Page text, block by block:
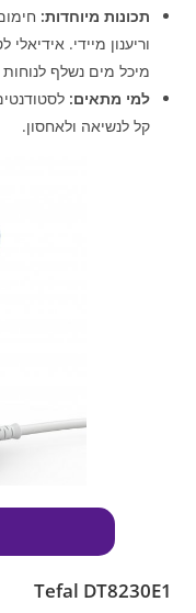
תכונות מיוחדות:
וריענון מיידי.
מיכל מים נשלף לנוחות
למי מתאים:
קל לנשיאה ולאחסון.
Tefal DT8230E1